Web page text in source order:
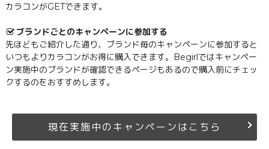
カラコンがGETできます。
ブランドごとのキャンペーンに参加する
先ほどもご紹介した通り、ブランド毎のキャンペーンに参加すると
いつもよりカラコンがお得に購入できます。Begirlではキャンペー
ン実施中のブランドが確認できるページもあるので購入前にチェッ
クするのをおすすめします。
現在実施中のキャンペーンはこちら